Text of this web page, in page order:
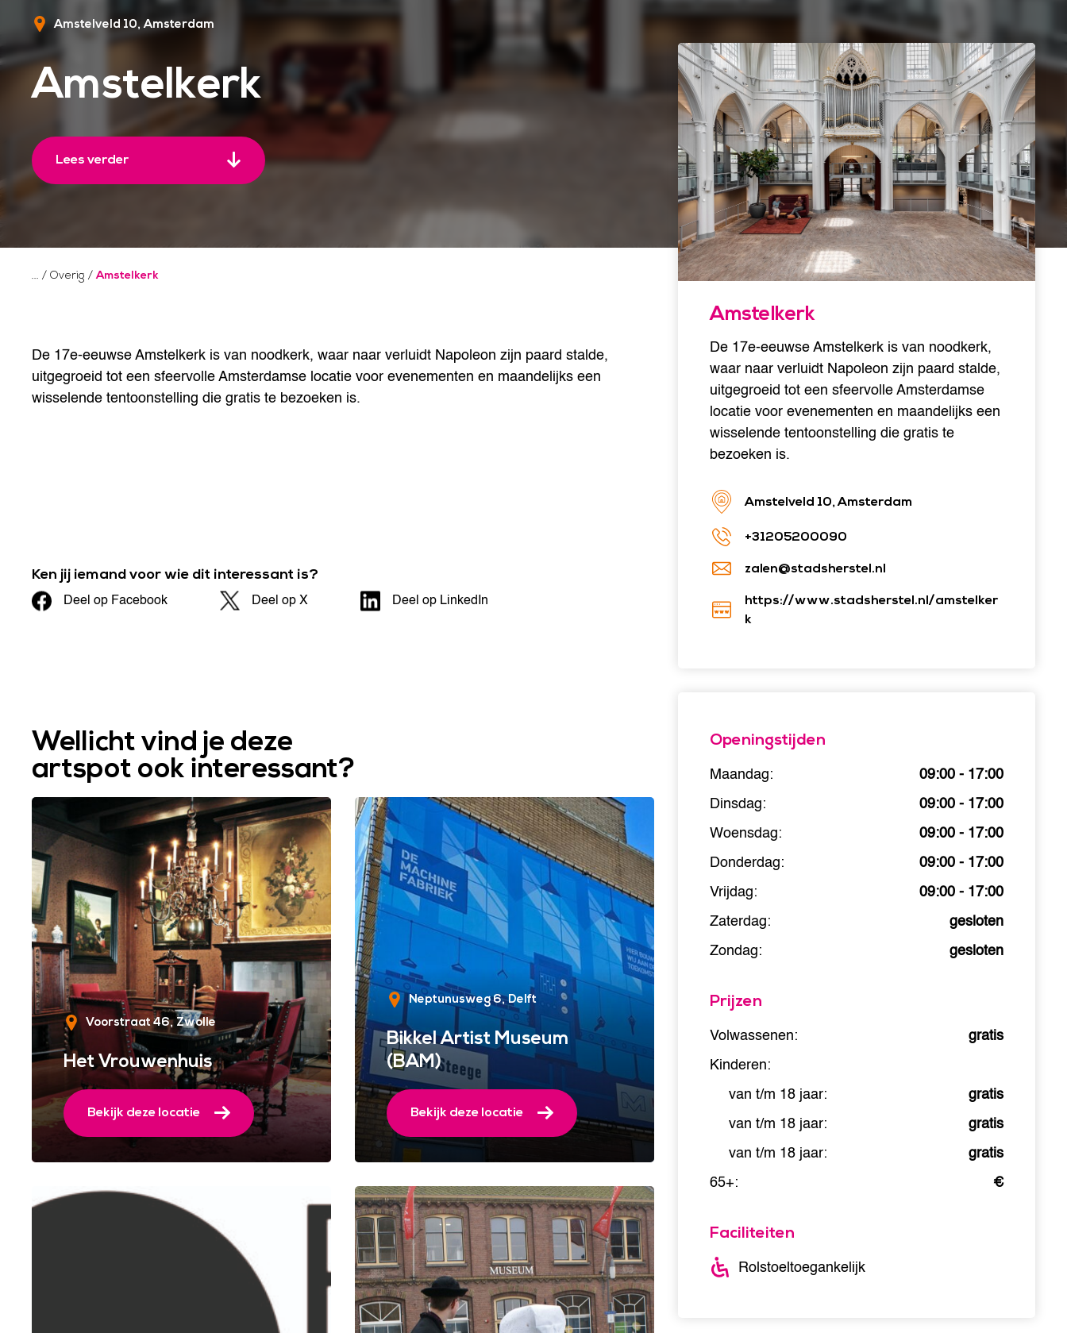
Amstelveld 10 Amsterdam
Amstelkerk
Lees verder
/ Overig /Amstelkerk
De 17e-eeuwse Amstelkerk is van noodkerk, waar naar verluidt Napoleon zijn paard stalde,
uitgegroeid tot een sfeervolle Amsterdamse locatie voor evenementen en maandelijks een
wisselende tentoonstelling die gratis te bezoeken is.
Ken jij iemand voor wie dit interessant is?
Deel op Facebook Deel op X Deel op LinkedIn
Wellicht vind je deze
artspot ook interessant?
Voorstraat 46 Zwolle
Het Vrouwenhuis
Bekijk deze locatie
Neptunusweg 6 Delft
Bikkel Artist Museum
(BAM)
Bekijk deze locatie
Amstelkerk
De 17e-eeuwse Amstelkerk is van noodkerk,
waar naar verluidt Napoleon zijn paard stalde,
uitgegroeid tot een sfeervolle Amsterdamse
locatie voor evenementen en maandelijks een
wisselende tentoonstelling die gratis te
bezoeken is.
Amstelveld 10, Amsterdam
+31205200090
zalen@stadsherstel.nl
https://www.stadsherstel.nl/amstelker
k
Openingstijden
Maandag:
09:00 - 17:00
Dinsdag:
09:00 - 17:00
Woensdag:
09:00 - 17:00
Donderdag:
09:00 - 17:00
Vrijdag:
09:00 - 17:00
Zaterdag:
gesloten
Zondag:
gesloten
Prijzen
Volwassenen:
gratis
Kinderen:
van t/m 18 jaar:
gratis
van t/m 18 jaar:
gratis
van t/m 18 jaar:
gratis
65+:
€
Faciliteiten
Rolstoeltoegankelijk